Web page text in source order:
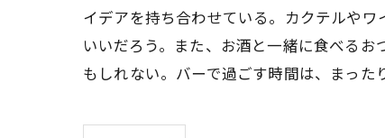
イデアを持ち合わせている。カクテルや
いいだろう。また、お酒と一緒に食べる
もしれない。バーで過ごす時間は、まった